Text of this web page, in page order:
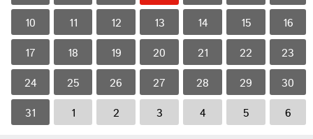
10 11 12 13 14 15 16
17 18 19 20 21 22 23
24 25 26 27 28 29 30
31 1 2 3 4 5 6